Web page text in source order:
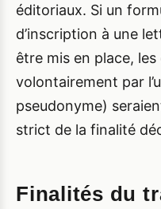
éditoriaux. Si un
d’inscription à une
être mis en place,
volontairement par
pseudonyme)
strict de la finalité
Finalités du